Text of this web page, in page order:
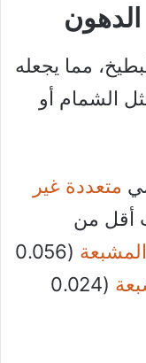
الدهون
مما يجعله
الشمام أو
متعددة غير
(0.056
(0.024